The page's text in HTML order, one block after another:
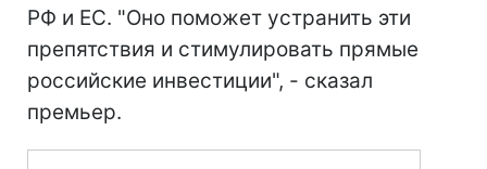
РФ и ЕС. "Оно поможет устранить эти
препятствия и стимулировать прямые
российские инвестиции", - сказал
премьер.